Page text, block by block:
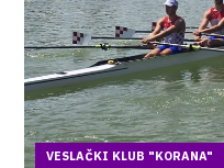
VESLAČKI KLUB "KORANA"